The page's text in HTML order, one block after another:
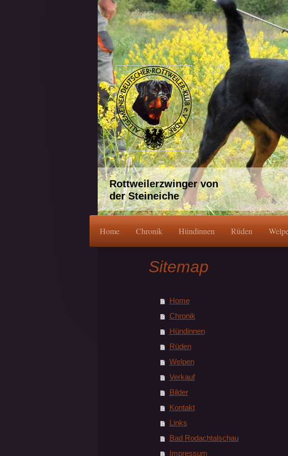
Rottweilerzwinger von
der Steineiche
Home Chronik Hündinnen Rüden
Sitemap
Home
Chronik
Hündinnen
Rüden
Welpen
Verkauf
Bilder
Kontakt
Links
Bad Rodachtalschau
Impressum